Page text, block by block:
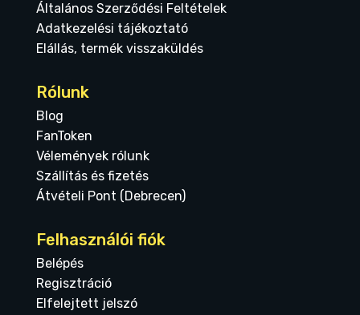
Általános Szerződési Feltételek
Adatkezelési tájékoztató
Elállás, termék visszaküldés
Rólunk
Blog
FanToken
Vélemények rólunk
Szállítás és fizetés
Átvételi Pont (Debrecen)
Felhasználói fiók
Belépés
Regisztráció
Elfelejtett jelszó